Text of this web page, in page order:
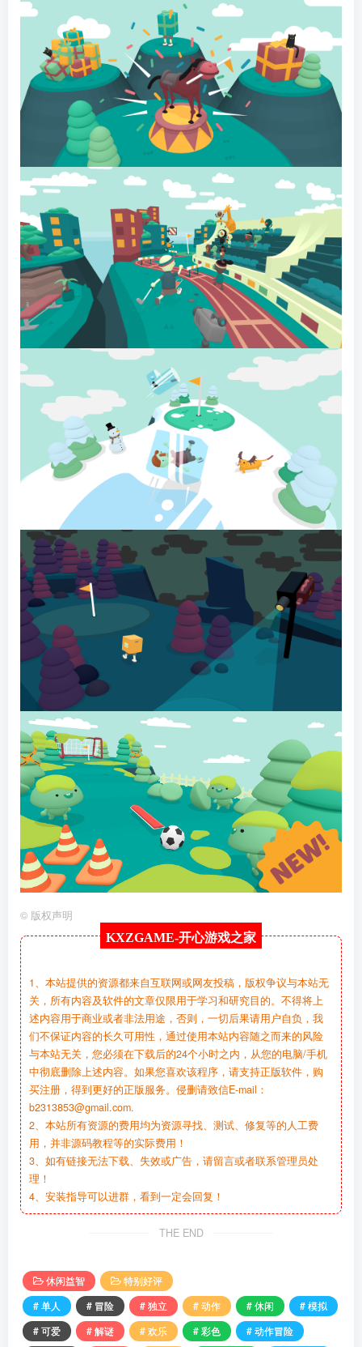
© 版权声明
KXZGAME-开心游戏之家
1、本站提供的资源都来自互联网或网友投稿，版权争议与本站无
关，所有内容及软件的文章仅限用于学习和研究目的。不得将上
述内容用于商业或者非法用途，否则，一切后果请用户自负，我
们不保证内容的长久可用性，通过使用本站内容随之而来的风险
与本站无关，您必须在下载后的24个小时之内，从您的电脑/手机
中彻底删除上述内容。如果您喜欢该程序，请支持正版软件，购
买注册，得到更好的正版服务。侵删请致信E-mail：
b2313853@gmail.com.
2、本站所有资源的费用均为资源寻找、测试、修复等的人工费
用，并非源码教程等的实际费用！
3、如有链接无法下载、失效或广告，请留言或者联系管理员处
理！
4、安装指导可以进群，看到一定会回复！
THE END
休闲益智
特别好评
# 单人
# 冒险 # 独立 # 动作 # 休闲
# 模拟
# 可爱
# 解谜 # 欢乐 # 彩色
# 动作冒险